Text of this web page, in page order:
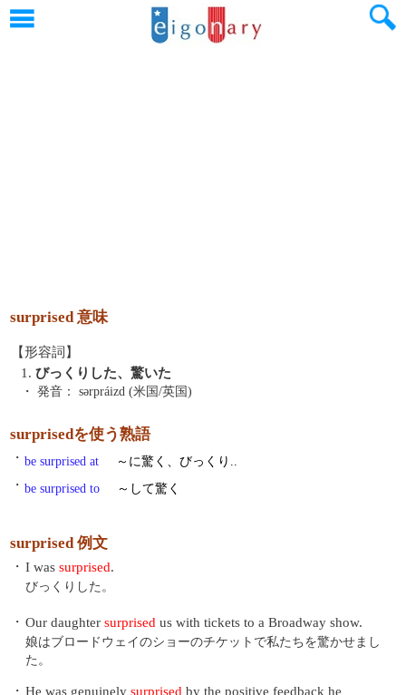
surprised 意味
【形容詞】
1. びっくりした、驚いた
・ 発音： sərpráizd (米国/英国)
surprisedを使う熟語
・ be surprised at
～に驚く、びっくり..
・ be surprised to ～して驚く
surprised 例文
・ I was surprised.
びっくりした。
・ Our daughter surprised us with tickets to a Broadway show.
娘はブロードウェイのショーのチケットで私たちを驚かせまし
た。
・ He was genuinely surprised by the positive feedback he